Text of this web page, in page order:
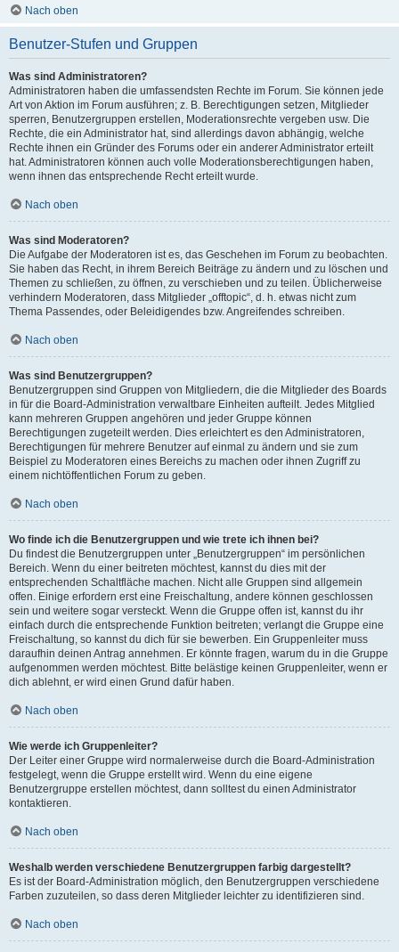
Nach oben
Benutzer-Stufen und Gruppen
Was sind Administratoren?
Administratoren haben die umfassendsten Rechte im Forum. Sie können jede
Art von Aktion im Forum ausführen; z. B. Berechtigungen setzen, Mitglieder
sperren, Benutzergruppen erstellen, Moderationsrechte vergeben usw. Die
Rechte, die ein Administrator hat, sind allerdings davon abhängig, welche
Rechte ihnen ein Gründer des Forums oder ein anderer Administrator erteilt
hat. Administratoren können auch volle Moderationsberechtigungen haben,
wenn ihnen das entsprechende Recht erteilt wurde.
Nach oben
Was sind Moderatoren?
Die Aufgabe der Moderatoren ist es, das Geschehen im Forum zu beobachten.
Sie haben das Recht, in ihrem Bereich Beiträge zu ändern und zu löschen und
Themen zu schließen, zu öffnen, zu verschieben und zu teilen. Üblicherweise
verhindern Moderatoren, dass Mitglieder „offtopic“, d. h. etwas nicht zum
Thema Passendes, oder Beleidigendes bzw. Angreifendes schreiben.
Nach oben
Was sind Benutzergruppen?
Benutzergruppen sind Gruppen von Mitgliedern, die die Mitglieder des Boards
in für die Board-Administration verwaltbare Einheiten aufteilt. Jedes Mitglied
kann mehreren Gruppen angehören und jeder Gruppe können
Berechtigungen zugeteilt werden. Dies erleichtert es den Administratoren,
Berechtigungen für mehrere Benutzer auf einmal zu ändern und sie zum
Beispiel zu Moderatoren eines Bereichs zu machen oder ihnen Zugriff zu
einem nichtöffentlichen Forum zu geben.
Nach oben
Wo finde ich die Benutzergruppen und wie trete ich ihnen bei?
Du findest die Benutzergruppen unter „Benutzergruppen“ im persönlichen
Bereich. Wenn du einer beitreten möchtest, kannst du dies mit der
entsprechenden Schaltfläche machen. Nicht alle Gruppen sind allgemein
offen. Einige erfordern erst eine Freischaltung, andere können geschlossen
sein und weitere sogar versteckt. Wenn die Gruppe offen ist, kannst du ihr
einfach durch die entsprechende Funktion beitreten; verlangt die Gruppe eine
Freischaltung, so kannst du dich für sie bewerben. Ein Gruppenleiter muss
daraufhin deinen Antrag annehmen. Er könnte fragen, warum du in die Gruppe
aufgenommen werden möchtest. Bitte belästige keinen Gruppenleiter, wenn er
dich ablehnt, er wird einen Grund dafür haben.
Nach oben
Wie werde ich Gruppenleiter?
Der Leiter einer Gruppe wird normalerweise durch die Board-Administration
festgelegt, wenn die Gruppe erstellt wird. Wenn du eine eigene
Benutzergruppe erstellen möchtest, dann solltest du einen Administrator
kontaktieren.
Nach oben
Weshalb werden verschiedene Benutzergruppen farbig dargestellt?
Es ist der Board-Administration möglich, den Benutzergruppen verschiedene
Farben zuzuteilen, so dass deren Mitglieder leichter zu identifizieren sind.
Nach oben